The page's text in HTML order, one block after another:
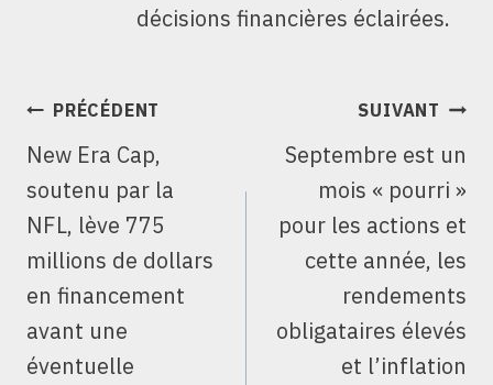
décisions financières éclairées.
NAVIGATION
L’ARTICLE
PRÉCÉDENT
New Era Cap,
soutenu par la
NFL, lève 775
millions de dollars
en financement
avant une
éventuelle
SUIVANT
Septembre est un
mois « pourri »
pour les actions et
cette année, les
rendements
obligataires élevés
et l’inflation